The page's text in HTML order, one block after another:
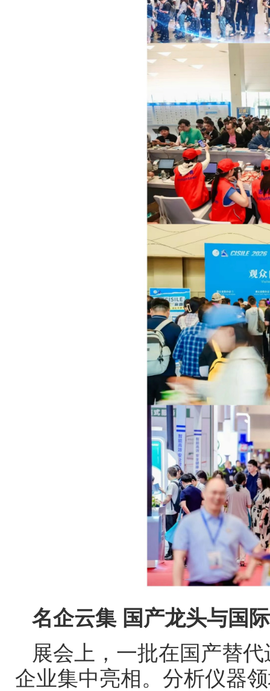
名企云集 国产龙头与国
展会上，一批在国产替
企业集中亮相。分析仪器